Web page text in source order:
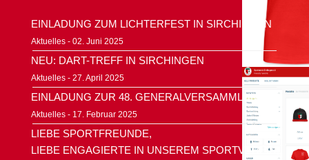
EINLADUNG ZUM LICHTERFEST IN SIRCHINGEN
Aktuelles - 02. Juni 2025
NEU: DART-TREFF IN SIRCHINGEN
Aktuelles - 27. April 2025
EINLADUNG ZUR 48. GENERALVERSAMMLUNG
Aktuelles - 17. Februar 2025
LIEBE SPORTFREUNDE,
LIEBE ENGAGIERTE IN UNSEREM SPORTVEREIN,